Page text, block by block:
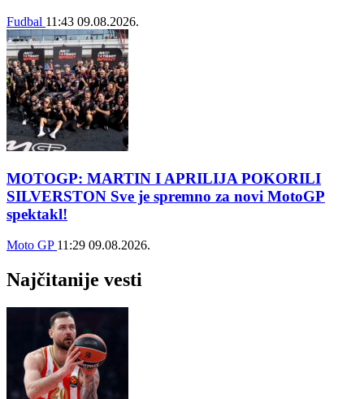
Fudbal 11:43 09.08.2026.
MOTOGP: MARTIN I APRILIJA POKORILI
SILVERSTON Sve je spremno za novi MotoGP
spektakl!
Moto GP 11:29 09.08.2026.
Najčitanije vesti